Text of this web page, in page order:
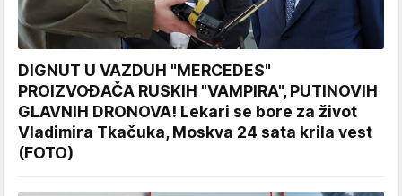
DIGNUT U VAZDUH "MERCEDES"
PROIZVOĐAČA RUSKIH "VAMPIRA", PUTINOVIH
GLAVNIH DRONOVA! Lekari se bore za život
Vladimira Tkačuka, Moskva 24 sata krila vest
(FOTO)